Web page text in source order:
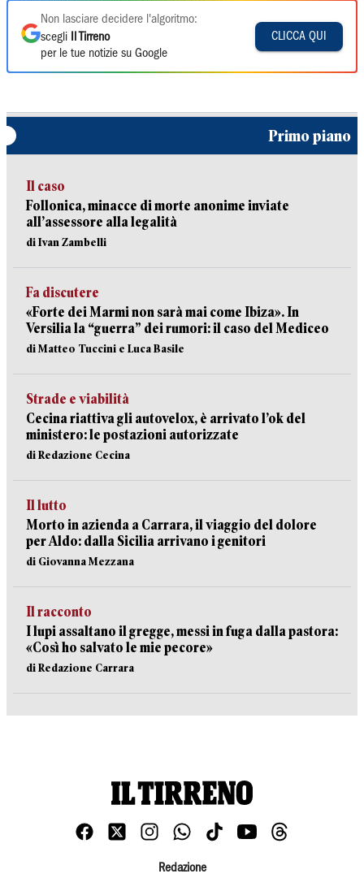
Non lasciare decidere l'algoritmo:
scegli
Il Tirreno
per le tue notizie su Google
CLICCA QUI
Primo piano
Il caso
Follonica, minacce di morte anonime inviate
all’assessore alla legalità
di Ivan Zambelli
Fa discutere
«Forte dei Marmi non sarà mai come Ibiza». In
Versilia la “guerra” dei rumori: il caso del Mediceo
di Matteo Tuccini e Luca Basile
Strade e viabilità
Cecina riattiva gli autovelox, è arrivato l’ok del
ministero: le postazioni autorizzate
di Redazione Cecina
Il lutto
Morto in azienda a Carrara, il viaggio del dolore
per Aldo: dalla Sicilia arrivano i genitori
di Giovanna Mezzana
Il racconto
I lupi assaltano il gregge, messi in fuga dalla pastora:
«Così ho salvato le mie pecore»
di Redazione Carrara
Redazione